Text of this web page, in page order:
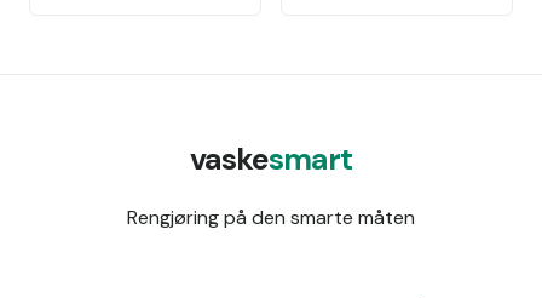
vaskesmart
Rengjøring på den smarte måten